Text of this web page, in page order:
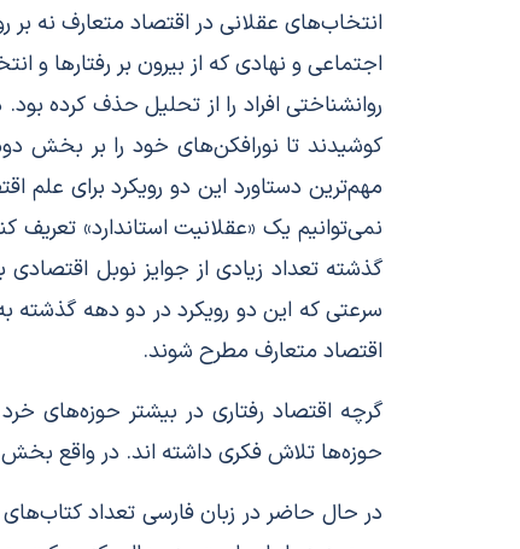
انتخاب‌های عقلانی در اقتصاد متعارف نه
اجتماعی و نهادی که از بیرون بر رفتارها و
روانشناختی افراد را از تحلیل حذف کرده
کوشیدند تا نورافکن‌های خود را بر بخش
مهم‌ترین دستاورد این دو رویکرد برای علم
نمی‌توانیم یک «عقلانیت استاندارد»
گذشته تعداد زیادی از جوایز نوبل اقتصادی
سرعتی که این دو رویکرد در دو دهه گذشته
اقتصاد متعارف مطرح شوند.
گرچه اقتصاد رفتاری در بیشتر حوزه‌های
حوزه‌ها تلاش فکری داشته اند. در واقع بخش
در حال حاضر در زبان فارسی تعداد